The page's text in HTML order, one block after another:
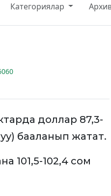
Категориялар
доллар 87,3-
бааланып жатат.
101,5-102,4 сом